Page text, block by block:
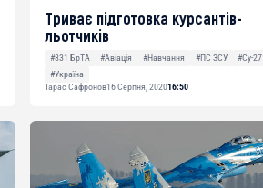
Триває підготовка курсантів-
льотчиків
#831 БрТА #Авіація #Навчання #ПС ЗСУ
#Су-27
#Україна
Тарас Сафронов16 Серпня, 202016:50